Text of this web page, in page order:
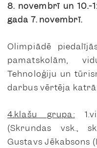
8. novembrī un 10.-
gada 7. novembrī.
Olimpiādē
pamatskolām,
Tehnoloģiju un
darbus vērtēja
4.klašu grupa:
(Skrundas vsk.,
Gustavs Jēkabsons